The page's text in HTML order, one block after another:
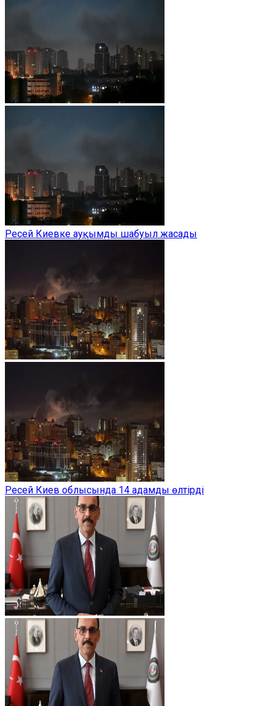
Ресей Киевке ауқымды шабуыл жасады
Ресей Киев облысында 14 адамды өлтірді